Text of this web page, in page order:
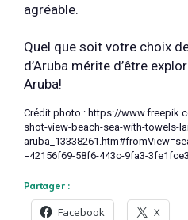
agréable.
Quel que soit votre choix
d’Aruba mérite d’être
Aruba!
Crédit photo : https://
shot-view-beach-sea-with-towels-
=42156f69-58f6-443c-9fa3-
Partager :
Facebook X